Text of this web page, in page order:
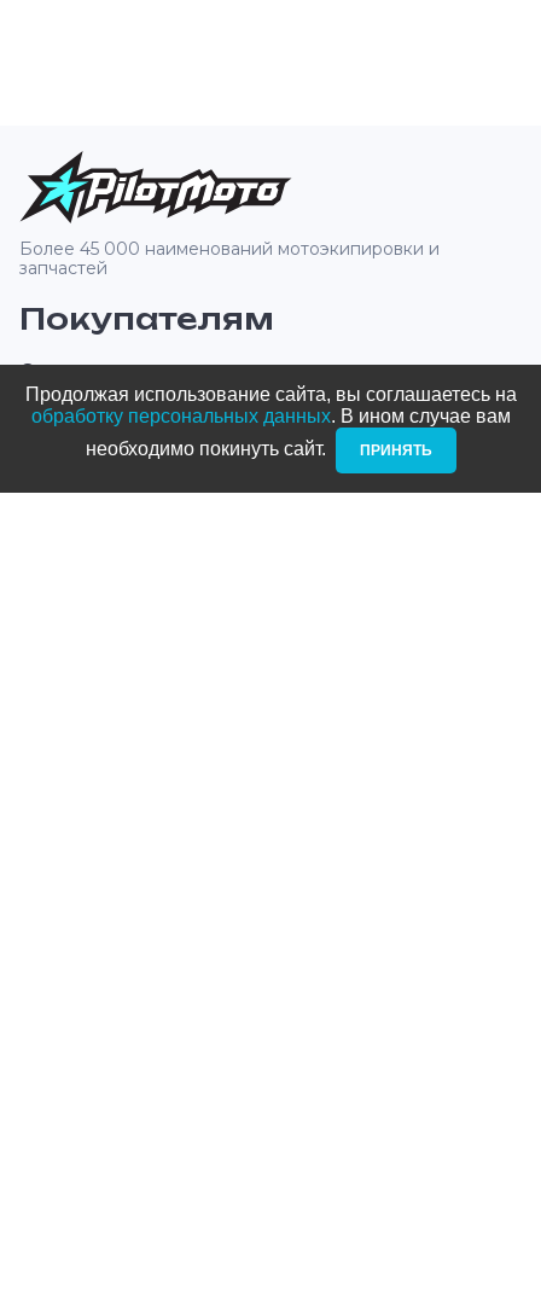
Более 45 000 наименований мотоэкипировки и
запчастей
Покупателям
О компании
Оплата и доставка
Новости и акции
Блог
Продолжая использование сайта, вы соглашаетесь на
обработку персональных данных. В ином случае вам
необходимо покинуть сайт. ­
ПРИНЯТЬ